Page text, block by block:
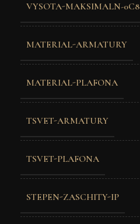
VYSOTA-MAKSIMALN-0C8
MATERIAL-ARMATURY
MATERIAL-PLAFONA
TSVET-ARMATURY
TSVET-PLAFONA
STEPEN-ZASCHITY-IP